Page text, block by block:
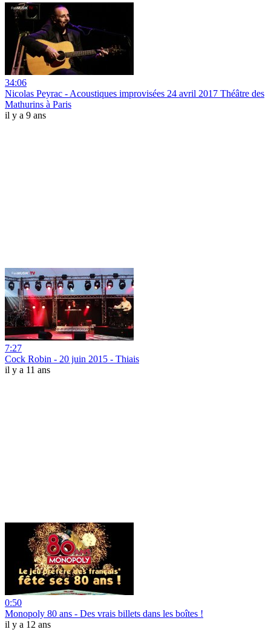
34:06
Nicolas Peyrac - Acoustiques improvisées 24 avril 2017 Théâtre des
Mathurins à Paris
il y a 9 ans
7:27
Cock Robin - 20 juin 2015 - Thiais
il y a 11 ans
0:50
Monopoly 80 ans - Des vrais billets dans les boîtes !
il y a 12 ans